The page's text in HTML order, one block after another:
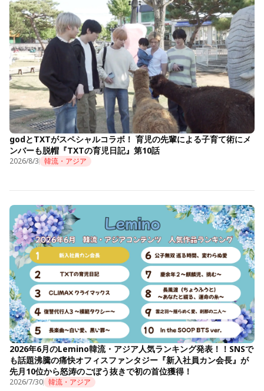
godとTXTがスペシャルコラボ！ 育児の先輩による子育て術にメ
ンバーも脱帽『TXTの育児日記』第10話
2026/8/3 韓流・アジア
2026年6月のLemino韓流・アジア人気ランキング発表！！SNSで
も話題沸騰の痛快オフィスファンタジー『新入社員カン会長』が
先月10位から怒涛のごぼう抜きで初の首位獲得！
2026/7/30 韓流・アジア